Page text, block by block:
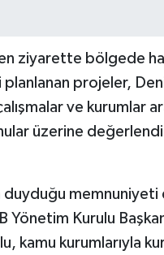
ziyarette bölgede
projeler,
ve kurumlar
üzerine
memnuniyeti
Yönetim Kurulu
kamu kurumlarıyla